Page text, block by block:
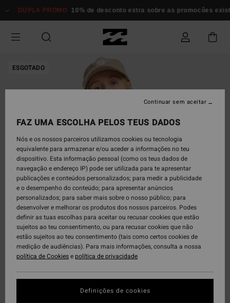
para
informação
DUPLA PROMO 10% de desconto extra sobre as promocôes
ESGOTADO
FAZ UMA ESCOLHA PELOS TEUS DADOS
Nós e os nossos parceiros utilizamos cookies ou tecnologia
equivalente para armazenar e/ou aceder a informações no teu
dispositivo. Esta informação pessoal (como os teus dados de
navegação e endereço IP) pode ser utilizada para te apresentar
publicações e conteúdos personalizados; para medir a publicidade
e o desempenho do conteúdo; para apresentar anúncios
personalizados; para saber mais sobre o nosso público; para
desenvolver e melhorar os produtos dos nossos parceiros. Podes
definir as tuas escolhas para aceitar ou recusar cookies que estão
sujeitos ao teu consentimento, ou para recusar cookies que não
estão sujeitos ao teu consentimento (tais como certos cookies de
medição de audiências). Para mais informações, consulta a nossa
política de Cookiesepolítica de privacidade
Definições de cookies
Continuar sem aceitar